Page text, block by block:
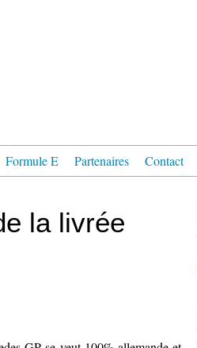
Formule E Partenaires Contact
la livrée